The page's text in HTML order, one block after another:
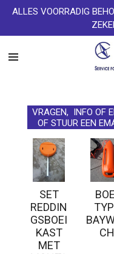
Ga
naar
de
ALLES VOORRADIG
VRAGEN, INFO OF
OF STUUR EEN
SET
REDDIN
GSBOEI
KAST
MET
CH